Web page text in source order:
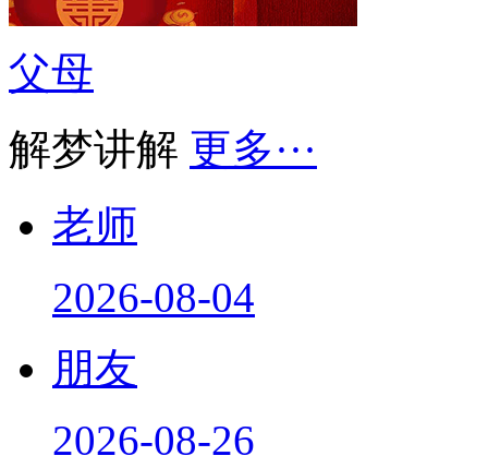
父母
解梦讲解 更多···
老师
2026-08-04
朋友
2026-08-26